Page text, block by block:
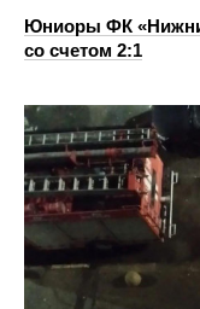
Юниоры ФК
со счетом 2:1